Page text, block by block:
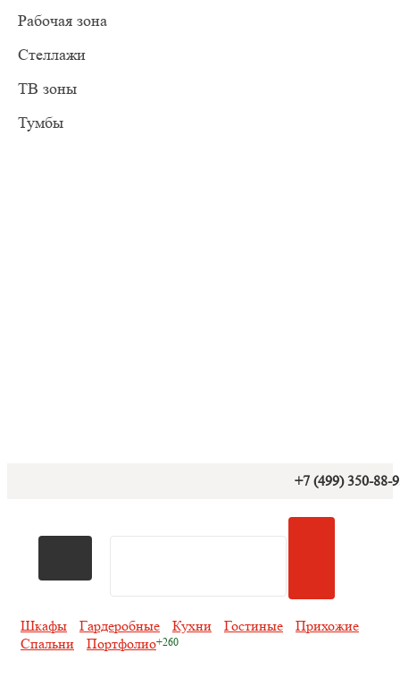
Рабочая зона
Стеллажи
ТВ зоны
Тумбы
+7 (499) 350-88-
Шкафы Гардеробные Кухни Гостиные
Прихожие
Спальни
Портфолио